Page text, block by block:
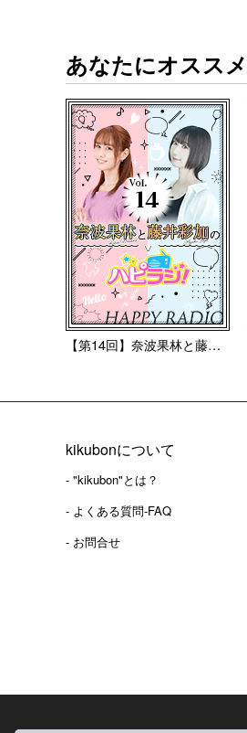
あなたにオスス
【第14回】奈波果林と藤井彩...
kikubonについて
- "kikubon"とは？
- よくある質問-FAQ
- お問合せ